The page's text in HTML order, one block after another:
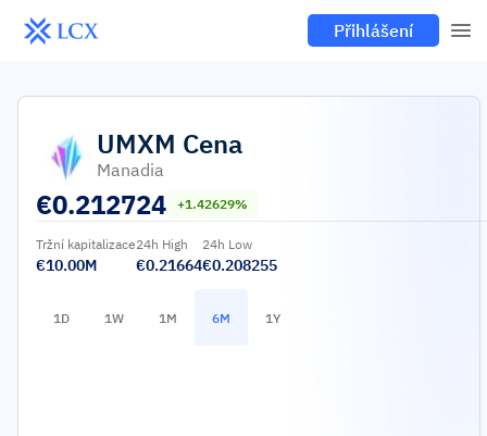
Přihlášení
UMXM Cena
Manadia
€0.212724 +1.42629%
Tržní kapitalizace
€10.00M
24h High
€0.21664
24h Low
€0.208255
1D 1W 1M 6M 1Y